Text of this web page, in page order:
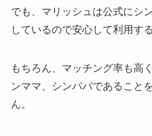
でも、マリッシュは公式にシ
しているので安心して利用す
もちろん、マッチング率も高
ンママ、シンパパであること
ん。